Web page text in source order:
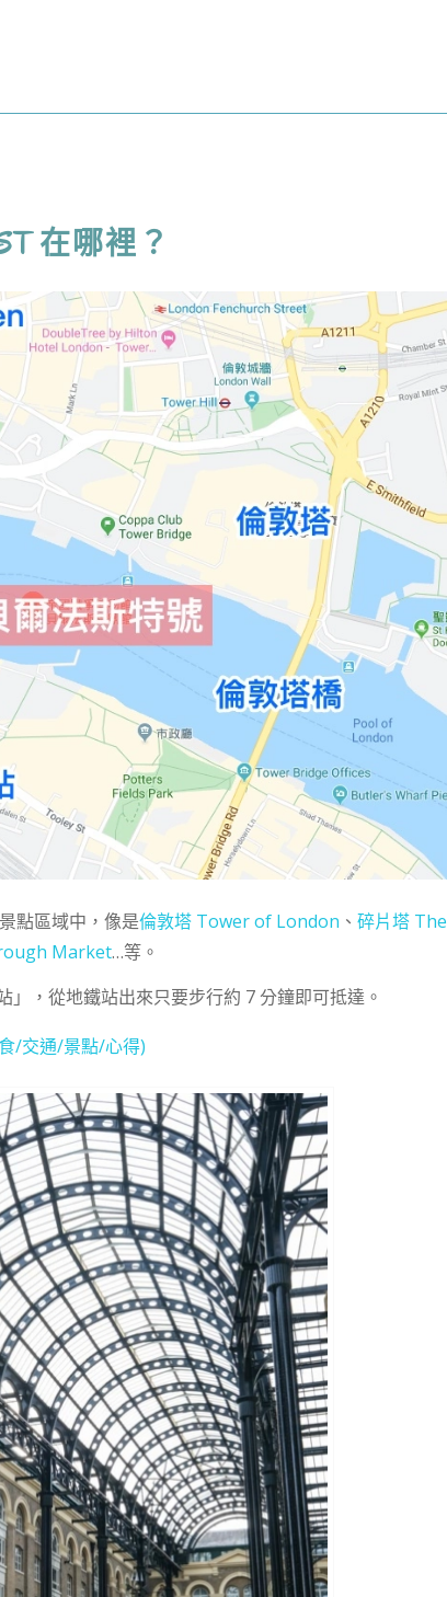
在哪裡？
點區域中，像是倫敦塔 Tower of London 、碎片塔 The
Market…等。
，從地鐵站出來只要步行約 7 分鐘即可抵達。
/交通/景點/心得)